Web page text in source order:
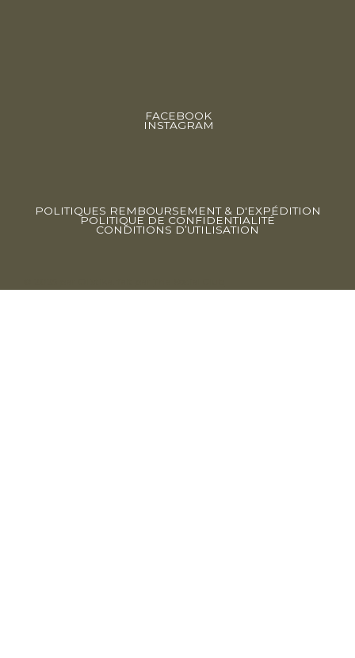
POLITIQUES REMBOURSEMENT & D'EXPÉDITION
POLITIQUE DE CONFIDENTIALITÉ
CONDITIONS D’UTILISATION
FACEBOOK
INSTAGRAM